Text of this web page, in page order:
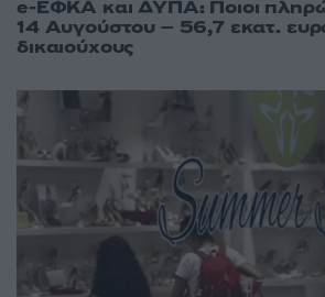
e-ΕΦΚΑ και ΔΥΠΑ: Ποιοι
14 Αυγούστου – 56,7 εκατ.
δικαιούχους